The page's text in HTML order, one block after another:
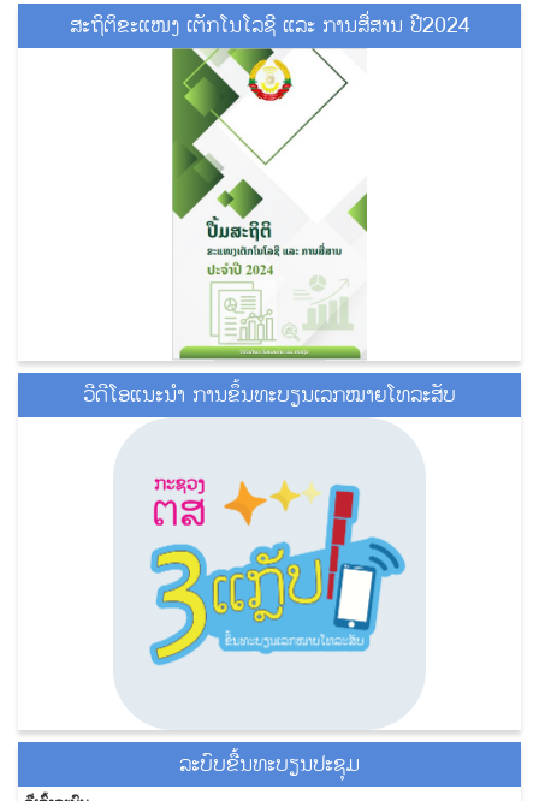
ສະຖິຕິຂະແໜງ ເຕັກໂນໂລຊີ ແລະ ການສື່ສານ ປີ2024
ວີດີໂອແນະນໍາ ການຂຶ້ນທະບຽນເລກໝາຍໂທລະສັບ
ລະ​ບົບ​ຂື້ນ​ທະ​ບຽນ​ປະ​ຊຸມ